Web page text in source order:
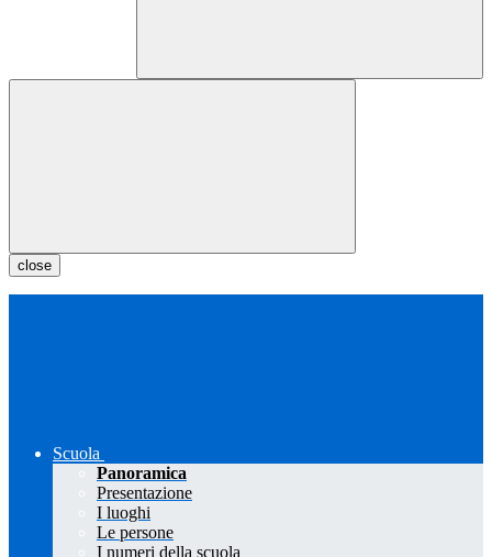
close
Scuola
Panoramica
Presentazione
I luoghi
Le persone
I numeri della scuola